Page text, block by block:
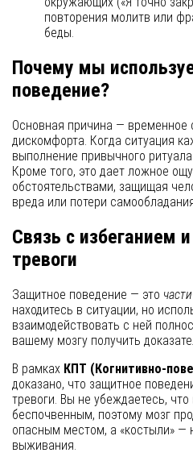
повторения молитв или
беды.
Почему мы
поведение?
Основная причина — временное
дискомфорта. Когда ситуация
выполнение привычного
Кроме того, это дает ложное
обстоятельствами, защищая
вреда или потери
Связь с избеганием
тревоги
Защитное поведение — это
находитесь в ситуации, но
взаимодействовать с ней
вашему мозгу получить
В рамках КПТ (Когнитивно-
доказано, что защитное
тревоги. Вы не убеждаетесь,
беспочвенным, поэтому мозг
опасным местом, а «костыли» —
выживания.